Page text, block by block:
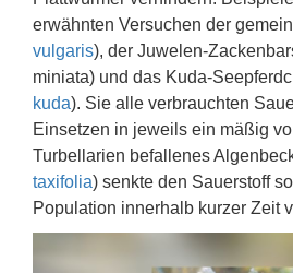
erwähnten Versuchen der
vulgaris), der Juwelen-
miniata) und das Kuda-
kuda). Sie alle verbrauchten
Einsetzen in jeweils ein mäßig
Turbellarien befallenes
taxifolia) senkte den Sauerstoff
Population innerhalb kurzer Zeit